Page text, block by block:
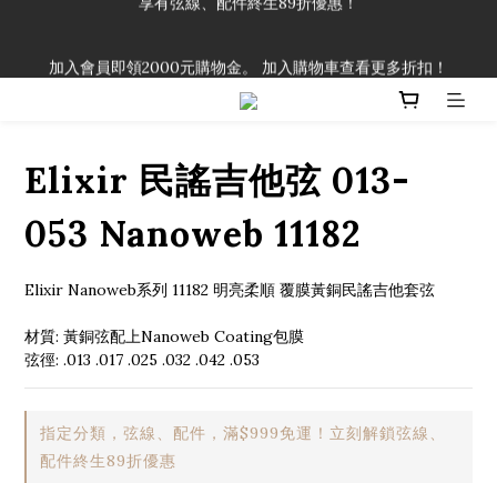
「一生弦命！」單筆購買弦線、配件滿$999（不含運費），即可
Elixir 民謠吉他弦 013-
053 Nanoweb 11182
Elixir Nanoweb系列 11182 明亮柔順 覆膜黃銅民謠吉他套弦
材質: 黃銅弦配上Nanoweb Coating包膜
弦徑: .013 .017 .025 .032 .042 .053
指定分類，弦線、配件，滿$999免運！立刻解鎖弦線、
配件終生89折優惠